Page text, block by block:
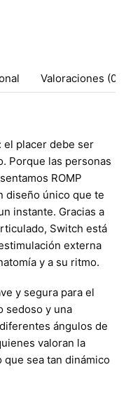
Valoraciones (0)
el placer debe ser
Porque las personas
ROMP
diseño único que te
instante. Gracias a
Switch está
externa
y a su ritmo.
y segura para el
sedoso y una
ángulos de
valoran la
sea tan dinámico